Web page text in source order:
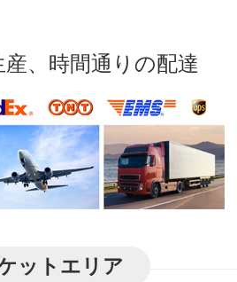
、時間通りの配達
ットエリア